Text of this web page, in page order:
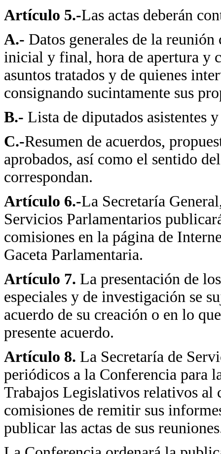
Artículo 5.-Las actas deberán
A.- Datos generales de la
inicial y final, hora de apertura y
asuntos tratados y de quienes
consignando sucintamente sus
B.- Lista de diputados asistentes y
C.-Resumen de acuerdos,
aprobados, así como el sentido
correspondan.
Artículo 6.-La Secretaría
Servicios Parlamentarios
comisiones en la página de
Gaceta Parlamentaria.
Artículo 7. La presentación de
especiales y de investigación se
acuerdo de su creación o en lo
presente acuerdo.
Artículo 8. La Secretaría de
periódicos a la Conferencia para
Trabajos Legislativos relativos al
comisiones de remitir sus
publicar las actas de sus